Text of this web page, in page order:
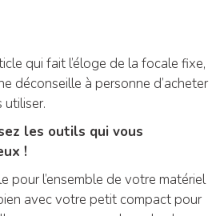
qui fait l’éloge de la focale fixe,
déconseille à personne d’acheter
utiliser.
les outils qui vous
!
pour l’ensemble de votre matériel
avec votre petit compact pour